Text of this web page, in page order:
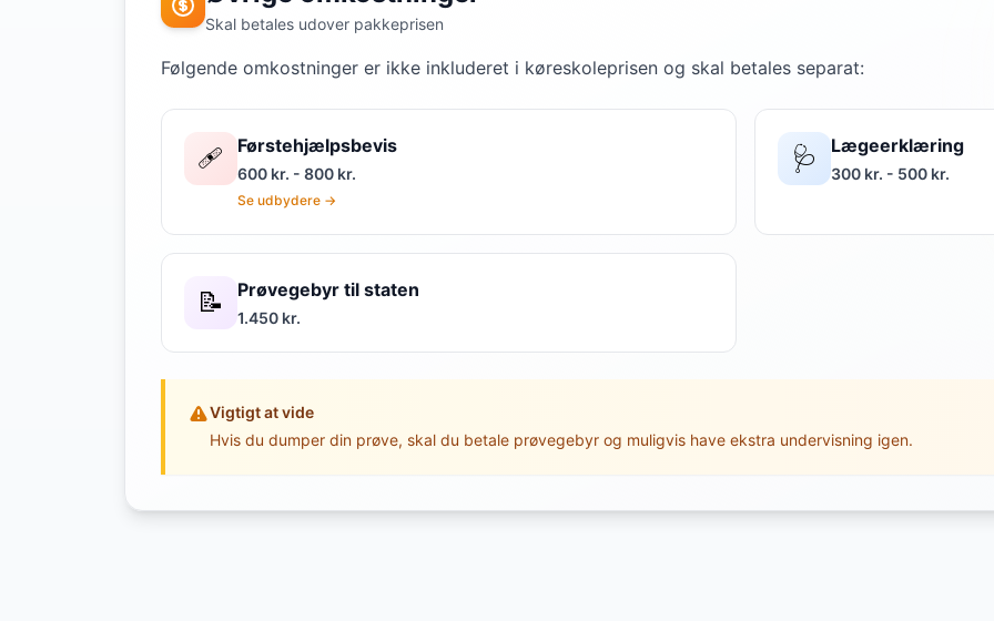
Skal betales udover pakkeprisen
Følgende omkostninger er ikke inkluderet i køreskoleprisen og skal betales separat:
🩹 Førstehjælpsbevis
600 kr. - 800 kr.
Se udbydere →
🩺 Lægeerklæring
300 kr. - 500 kr.
📝 Prøvegebyr til staten
1.450 kr.
Vigtigt at vide
Hvis du dumper din prøve, skal du betale prøvegebyr og muligvis have ekstra undervisning igen.